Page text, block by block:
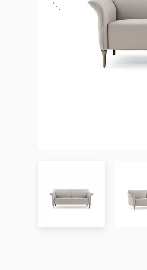
3. Chính sách
3.1. Thời gian giao hàng
Tỉnh/Thành phố
– Địa chỉ:Số 345 – 347 Trần
– Hotline:0942 90 2468